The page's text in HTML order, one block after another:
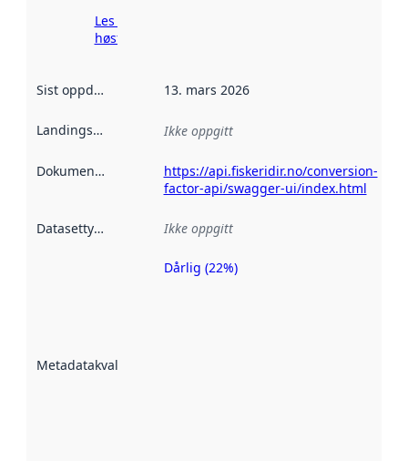
Les mer om
høsting her
Sist oppdatert 13. mars 2026
Landingsside Ikke oppgitt
Dokumentasjon
https://api.fiskeridir.no/conversion-
factor-api/swagger-ui/index.html
Datasettype Ikke oppgitt
Metadatakvalitet
Metadatakvalitet
Dårlig (22%)